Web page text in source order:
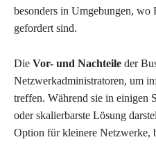
besonders in Umgebungen,
gefordert sind.
Die Vor- und Nachteile der
Netzwerkadministratoren, um
treffen. Während sie in einigen
oder skalierbarste Lösung
Option für kleinere Netzwerke,